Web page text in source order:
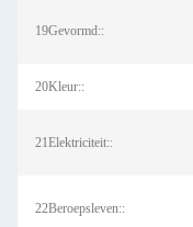
19Gevormd::
20Kleur::
21Elektriciteit::
22Beroepsleven::